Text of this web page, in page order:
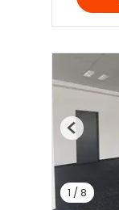
1 /8
Previous